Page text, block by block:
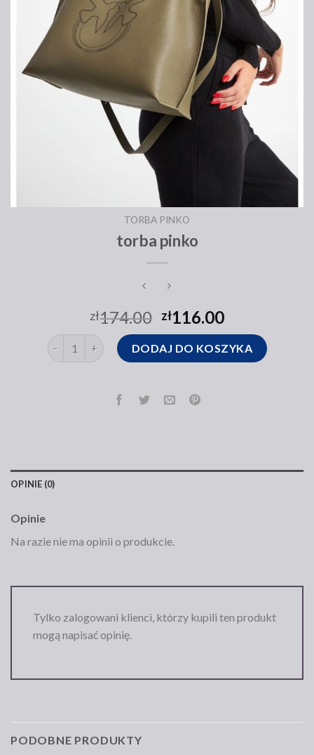
TORBA PINKO
torba pinko
zł174.00 zł116.00
ilość torba pinko DODAJ DO KOSZYKA
OPINIE (0)
Opinie
Na razie nie ma opinii o produkcie.
Tylko zalogowani klienci, którzy kupili ten produkt
mogą napisać opinię.
PODOBNE PRODUKTY